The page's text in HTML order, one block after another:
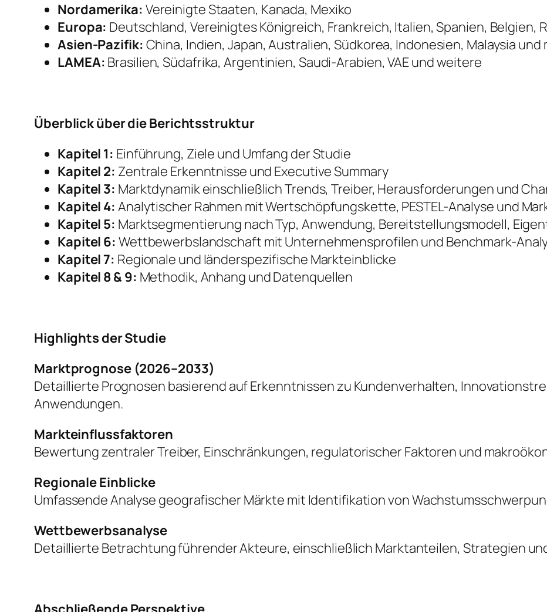
Nordamerika: Vereinigte Staaten, Kanada, Mexiko
Europa: Deutschland, Vereinigtes Königreich, Frankreich, Italien, Spanien, Belgien,
Asien-Pazifik: China, Indien, Japan, Australien, Südkorea, Indonesien, Malaysia und
LAMEA: Brasilien, Südafrika, Argentinien, Saudi-Arabien, VAE und weitere
Überblick über die Berichtsstruktur
Kapitel 1: Einführung, Ziele und Umfang der Studie
Kapitel 2: Zentrale Erkenntnisse und Executive Summary
Kapitel 3: Marktdynamik einschließlich Trends, Treiber, Herausforderungen und
Kapitel 4: Analytischer Rahmen mit Wertschöpfungskette, PESTEL-Analyse und
Kapitel 5: Marktsegmentierung nach Typ, Anwendung, Bereitstellungsmodell,
Kapitel 6: Wettbewerbslandschaft mit Unternehmensprofilen und Benchmark-
Kapitel 7: Regionale und länderspezifische Markteinblicke
Kapitel 8 & 9: Methodik, Anhang und Datenquellen
Highlights der Studie
Marktprognose (2026–2033)
Detaillierte Prognosen basierend auf Erkenntnissen zu Kundenverhalten,
Anwendungen.
Markteinflussfaktoren
Bewertung zentraler Treiber, Einschränkungen, regulatorischer Faktoren und
Regionale Einblicke
Umfassende Analyse geografischer Märkte mit Identifikation von
Wettbewerbsanalyse
Detaillierte Betrachtung führender Akteure, einschließlich Marktanteilen, Strategien